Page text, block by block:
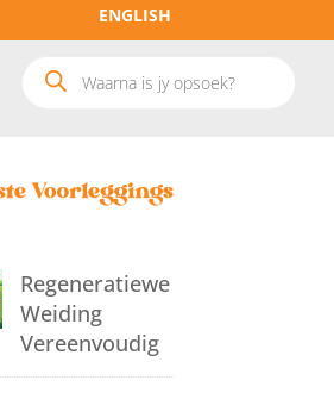
ENGLISH
produkte
Regeneratiewe
Weiding
Vereenvoudig